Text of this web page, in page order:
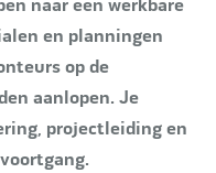
naar een werkbare
en planningen
op de
aanlopen. Je
projectleiding en